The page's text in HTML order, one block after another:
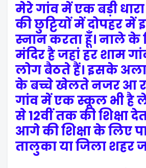
मेरे गांव में एक बड़ी धारा
की छुट्टियों में दोपहर में
स्नान करता हूँ। नाले के
मंदिर है जहां हर शाम
लोग बैठते हैं। इसके
के बच्चे खेलते नजर आ
गांव में एक स्कूल भी है
से 12वीं तक की शिक्षा
आगे की शिक्षा के लिए
तालुका या जिला शहर